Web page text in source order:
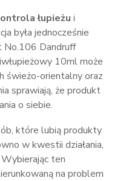
łupieżu i
była jednocześnie
No.106 Dandruff
10ml może
świeżo-orientalny oraz
sprawiają, że produkt
o siebie.
które lubią produkty
w kwestii działania,
ten
na problem